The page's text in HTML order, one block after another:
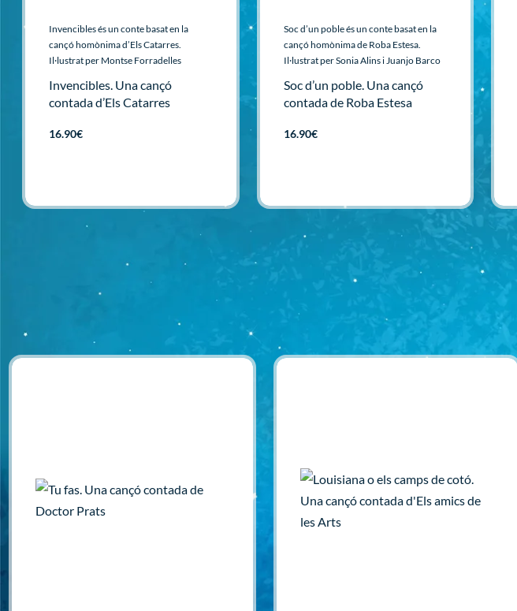
Invencibles és un conte basat en la
cançó homònima d’Els Catarres.
Il·lustrat per Montse Forradelles
Invencibles. Una cançó
contada d’Els Catarres
16.90€
Soc d’un poble és un conte basat en la
cançó homònima de Roba Estesa.
Il·lustrat per Sonia Alins i Juanjo Barco
Soc d’un poble. Una cançó
contada de Roba Estesa
16.90€